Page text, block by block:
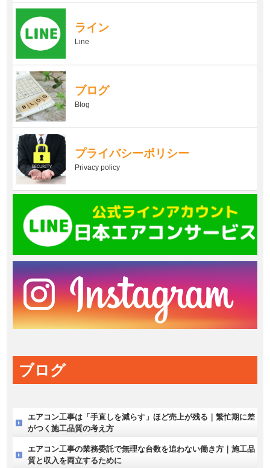
ライン
Line
ブログ
Blog
プライバシーポリシー
Privacy policy
ブログ
エアコン工事は「手直しを減らす」ほど売上が残る｜繁忙期に差
がつく施工品質の考え方
エアコン工事の業務委託で無理な台数を追わない働き方｜施工品
質と収入を両立するために